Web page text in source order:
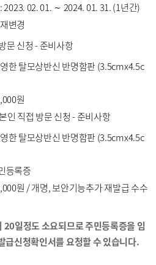
2023. 02. 01. ∼ 2024. 01. 31. (1년간)
변경
문 신청 - 준비사항
한 탈모상반신 반명함판 (3.5cmx4.5c
원
인 직접 방문 신청 - 준비사항
한 탈모상반신 반명함판 (3.5cmx4.5c
등록증
원 / 개명, 보안기능추가 재발급 수수
일정도 소요되므로 주민등록증을 임
급신청확인서를 요청할 수 있습니다.